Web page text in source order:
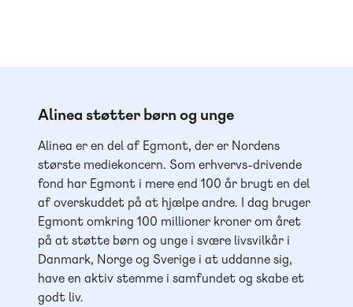
Alinea støtter børn og unge
Alinea er en del af Egmont, der er Nordens
største mediekoncern. Som erhvervs-drivende
fond har Egmont i mere end 100 år brugt en del
af overskuddet på at hjælpe andre. I dag bruger
Egmont omkring 100 millioner kroner om året
på at støtte børn og unge i svære livsvilkår i
Danmark, Norge og Sverige i at uddanne sig,
have en aktiv stemme i samfundet og skabe et
godt liv.